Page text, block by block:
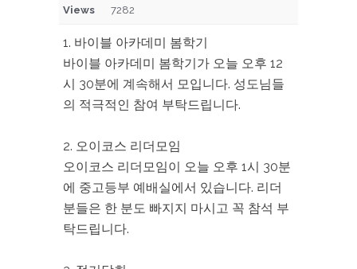
Views 7282
1. 바이블 아카데미 봄학기
바이블 아카데미 봄학기가 오늘 오후 12
시 30분에 계속해서 모입니다. 성도님들
의 적극적인 참여 부탁드립니다.
2. 오이코스 리더모임
오이코스 리더모임이 오늘 오후 1시 30분
에 중고등부 예배실에서 있습니다. 리더
분들은 한 분도 빠지지 마시고 꼭 참석 부
탁드립니다.